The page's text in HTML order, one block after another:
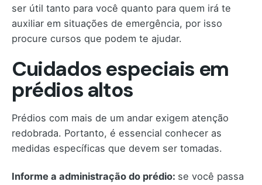
ser útil tanto para você quanto para quem irá te
auxiliar em situações de emergência, por isso
procure cursos que podem te ajudar.
Cuidados especiais em
prédios altos
Prédios com mais de um andar exigem atenção
redobrada. Portanto, é essencial conhecer as
medidas específicas que devem ser tomadas.
Informe a administração do prédio: se você passa